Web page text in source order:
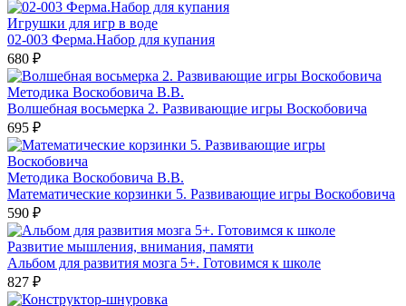
Игрушки для игр в воде
02-003 Ферма.Набор для купания
680 ₽
Методика Воскобовича В.В.
Волшебная восьмерка 2. Развивающие игры Воскобовича
695 ₽
Методика Воскобовича В.В.
Математические корзинки 5. Развивающие игры Воскобовича
590 ₽
Развитие мышления, внимания, памяти
Альбом для развития мозга 5+. Готовимся к школе
827 ₽